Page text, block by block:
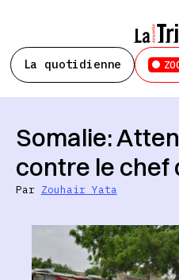
La quotidienne
Somalie:
contre le chef
Par Zouhair Yata